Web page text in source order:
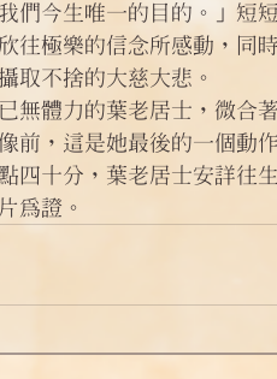
們今生唯一的目的。」短
往極樂的信念所感動，同
取不捨的大慈大悲。
無體力的葉老居士，微合
前，這是她最後的一個動
四十分，葉老居士安詳往
為證。